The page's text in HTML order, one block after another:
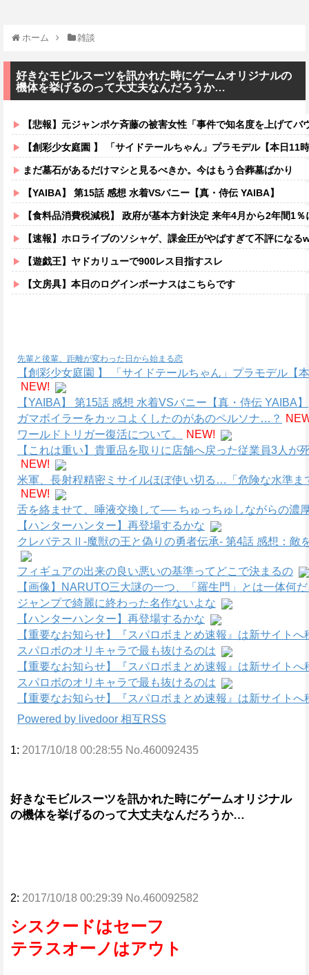
ホーム 雑談
好きなモビルスーツを訊かれた時にゲームオリジナルの
機体を挙げるのって大丈夫なんだろうか…
【悲報】元ジャンポケ斉藤の被害女性「事件で知名度を上げてバウムクーヘン売ったり
【創彩少女庭園 】 「サイドテールちゃん」プラモデル【本日11
まだ墓石があるだけマシと見るべきか。今はもう合葬墓ばかり
【YAIBA】 第15話 感想 水着VSバニー【真・侍伝 YAIBA】
【食料品消費税減税】 政府が基本方針決定 来年4月から2年間1％
【速報】ホロライブのソシャゲ、課金圧がやばすぎて不評にな
【遊戯王】ヤドカリューで900レス目指すスレ
【文房具】本日のログインボーナスはこちらです
先輩と後輩、距離が変わった日から始まる恋
【創彩少女庭園 】 「サイドテールちゃん」プラモデル【
NEW!
【YAIBA】 第15話 感想 水着VSバニー【真・侍伝 YAIBA】
ガマボイラーをカッコよくしたのがあのペルソナ…？
ワールドトリガー復活について。
NEW!
【これは重い】貴重品を取りに店舗へ戻った従業員3人
NEW!
米軍、長射程精密ミサイルほぼ使い切る…「危険な水準ま
NEW!
舌を絡ませて、唾液交換して── ちゅっちゅしながらの濃
【ハンターハンター】再登場するかな
クレバテスⅡ-魔獣の王と偽りの勇者伝承- 第4話 感想：敵
フィギュアの出来の良い悪いの基準ってどこで決まるの
【画像】NARUTO三大謎の一つ、「羅生門」とは一体何
ジャンプで綺麗に終わった名作ないよな
【ハンターハンター】再登場するかな
【重要なお知らせ】『スパロボまとめ速報』は新サイトへ
スパロボのオリキャラで最も抜けるのは
【重要なお知らせ】『スパロボまとめ速報』は新サイトへ
スパロボのオリキャラで最も抜けるのは
【重要なお知らせ】『スパロボまとめ速報』は新サイトへ
Powered by livedoor 相互RSS
1: 2017/10/18 00:28:55 No.460092435
好きなモビルスーツを訊かれた時にゲームオリジナル
の機体を挙げるのって大丈夫なんだろうか…
2: 2017/10/18 00:29:39 No.460092582
シスクードはセーフ
テラスオーノはアウト